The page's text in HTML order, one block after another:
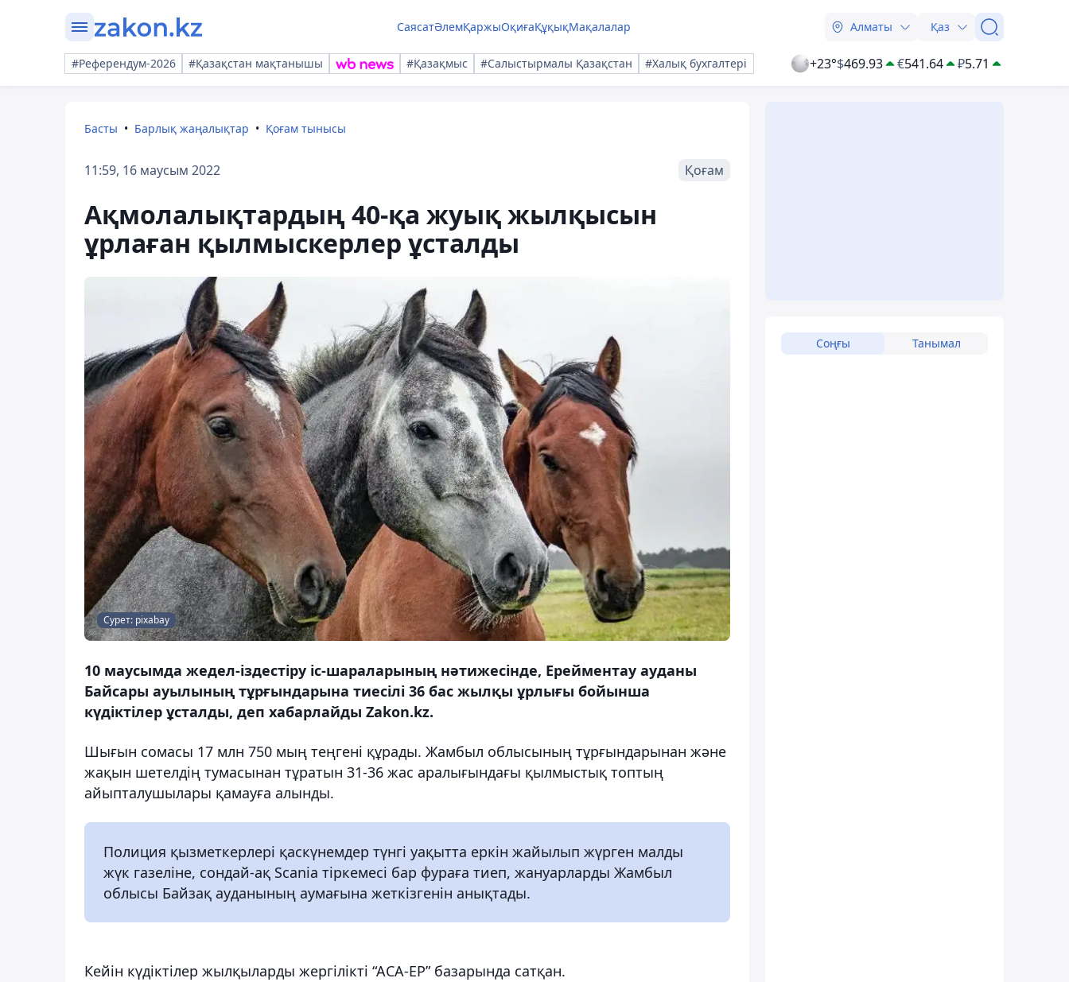
СаясатӘлемҚаржыОқиғаҚұқықМақалалар Алматы Қаз
#Референдум-2026 #Қазақстан мақтанышы #Қазақмыс #Салыстырмалы Қазақстан #Халық бухгалтері +23°$469.93 €541.64 ₽5.71
Басты Барлық жаңалықтар Қоғам тынысы
11:59, 16 маусым 2022 Қоғам
Ақмолалықтардың 40-қа жуық жылқысын
ұрлаған қылмыскерлер ұсталды
Сурет: pixabay
10 маусымда жедел-іздестіру іс-шараларының нәтижесінде, Ерейментау ауданы
Байсары ауылының тұрғындарына тиесілі 36 бас жылқы ұрлығы бойынша
күдіктілер ұсталды, деп хабарлайды Zakon.kz.
Шығын сомасы 17 млн 750 мың теңгені құрады. Жамбыл облысының тұрғындарынан және
жақын шетелдің тумасынан тұратын 31-36 жас аралығындағы қылмыстық топтың
айыпталушылары қамауға алынды.
Полиция қызметкерлері қаскүнемдер түнгі уақытта еркін жайылып жүрген малды
жүк газеліне, сондай-ақ Scania тіркемесі бар фураға тиеп, жануарларды Жамбыл
облысы Байзақ ауданының аумағына жеткізгенін анықтады.
Кейін күдіктілер жылқыларды жергілікті “АСА-ЕР” базарында сатқан.
Соңғы Танымал